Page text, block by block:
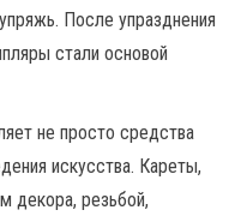
После упразднения
стали основой
не просто средства
искусства. Кареты,
декора, резьбой,